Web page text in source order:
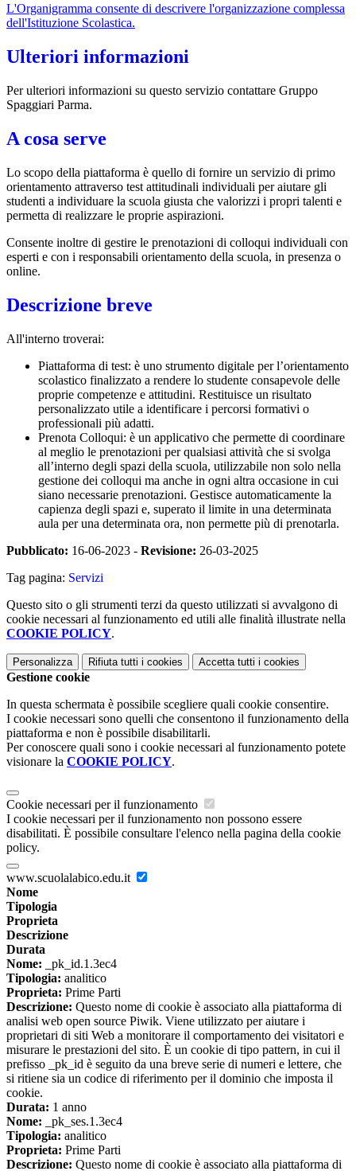
L'Organigramma consente di descrivere l'organizzazione complessa
dell'Istituzione Scolastica.
Ulteriori informazioni
Per ulteriori informazioni su questo servizio contattare Gruppo
Spaggiari Parma.
A cosa serve
Lo scopo della piattaforma è quello di fornire un servizio di primo
orientamento attraverso test attitudinali individuali per aiutare gli
studenti a individuare la scuola giusta che valorizzi i propri talenti e
permetta di realizzare le proprie aspirazioni.
Consente inoltre di gestire le prenotazioni di colloqui individuali con
esperti e con i responsabili orientamento della scuola, in presenza o
online.
Descrizione breve
All'interno troverai:
Piattaforma di test: è uno strumento digitale per l’orientamento
scolastico finalizzato a rendere lo studente consapevole delle
proprie competenze e attitudini. Restituisce un risultato
personalizzato utile a identificare i percorsi formativi o
professionali più adatti.
Prenota Colloqui: è un applicativo che permette di coordinare
al meglio le prenotazioni per qualsiasi attività che si svolga
all’interno degli spazi della scuola, utilizzabile non solo nella
gestione dei colloqui ma anche in ogni altra occasione in cui
siano necessarie prenotazioni. Gestisce automaticamente la
capienza degli spazi e, superato il limite in una determinata
aula per una determinata ora, non permette più di prenotarla.
Pubblicato: 16-06-2023 - Revisione: 26-03-2025
Tag pagina: Servizi
Questo sito o gli strumenti terzi da questo utilizzati si avvalgono di
cookie necessari al funzionamento ed utili alle finalità illustrate nella
COOKIE POLICY.
Personalizza Rifiuta tutti i cookies Accetta tutti i cookies
Gestione cookie
In questa schermata è possibile scegliere quali cookie consentire.
I cookie necessari sono quelli che consentono il funzionamento della
piattaforma e non è possibile disabilitarli.
Per conoscere quali sono i cookie necessari al funzionamento potete
visionare la COOKIE POLICY.
Cookie necessari per il funzionamento
I cookie necessari per il funzionamento non possono essere
disabilitati. È possibile consultare l'elenco nella pagina della cookie
policy.
www.scuolalabico.edu.it
Nome
Tipologia
Proprieta
Descrizione
Durata
Nome: _pk_id.1.3ec4
Tipologia: analitico
Proprieta: Prime Parti
Descrizione: Questo nome di cookie è associato alla piattaforma di
analisi web open source Piwik. Viene utilizzato per aiutare i
proprietari di siti Web a monitorare il comportamento dei visitatori e
misurare le prestazioni del sito. È un cookie di tipo pattern, in cui il
prefisso _pk_id è seguito da una breve serie di numeri e lettere, che
si ritiene sia un codice di riferimento per il dominio che imposta il
cookie.
Durata: 1 anno
Nome: _pk_ses.1.3ec4
Tipologia: analitico
Proprieta: Prime Parti
Descrizione: Questo nome di cookie è associato alla piattaforma di